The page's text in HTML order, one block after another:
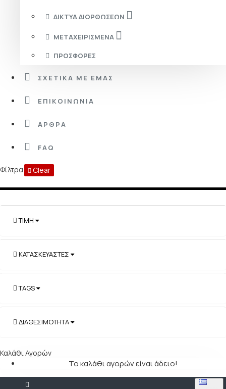
ΔΊΚΤΥΑ ΔΙΟΡΘΏΣΕΩΝ
ΜΕΤΑΧΕΙΡΙΣΜΈΝΑ
ΠΡΟΣΦΟΡΈΣ
ΣΧΕΤΙΚΆ ΜΕ ΕΜΆΣ
ΕΠΙΚΟΙΝΩΝΊΑ
ΆΡΘΡΑ
FAQ
Φίλτρα Clear
ΤΙΜΉ
ΚΑΤΑΣΚΕΥΑΣΤΈΣ
TAGS
ΔΙΑΘΕΣΙΜΌΤΗΤΑ
Καλάθι Αγορών
Το καλάθι αγορών είναι άδειο!